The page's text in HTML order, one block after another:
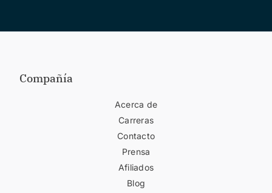
Compañía
Acerca de
Carreras
Contacto
Prensa
Afiliados
Blog